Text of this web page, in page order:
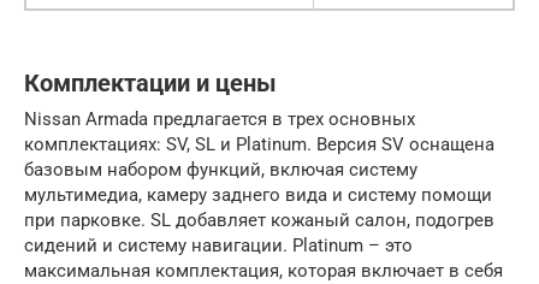
Комплектации и цены
Nissan Armada предлагается в трех основных
комплектациях: SV, SL и Platinum. Версия SV оснащена
базовым набором функций, включая систему
мультимедиа, камеру заднего вида и систему помощи
при парковке. SL добавляет кожаный салон, подогрев
сидений и систему навигации. Platinum – это
максимальная комплектация, которая включает в себя